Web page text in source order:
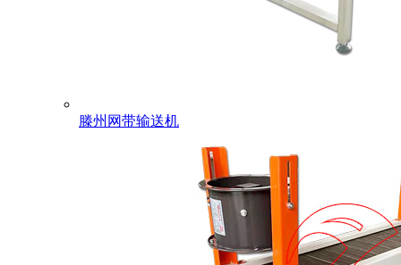
滕州网带输送机